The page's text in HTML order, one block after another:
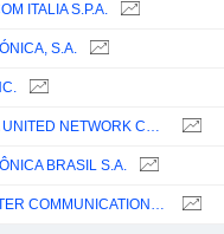
ITALIA S.P.A.
S.A.
CHINA UNITED NETWORK COMMUNICATIONS LIMITED
BRASIL S.A.
CHARTER COMMUNICATIONS, INC.